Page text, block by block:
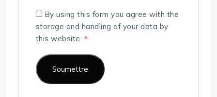
By using this form you agree with the
storage and handling of your data by
this website. *